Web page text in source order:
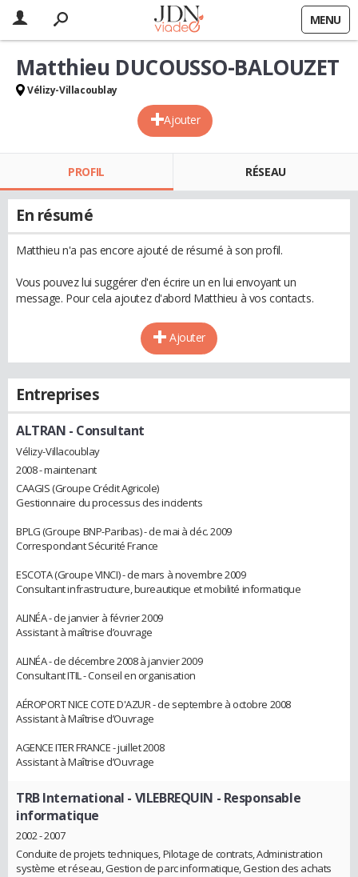
MENU
Ajouter
Matthieu DUCOUSSO-BALOUZET
Vélizy-Villacoublay
PROFIL RÉSEAU
En résumé
Matthieu n'a pas encore ajouté de résumé à son profil.
Vous pouvez lui suggérer d'en écrire un en lui envoyant un
message. Pour cela ajoutez d'abord Matthieu à vos contacts.
Ajouter
Entreprises
ALTRAN - Consultant
Vélizy-Villacoublay
2008 - maintenant
CAAGIS (Groupe Crédit Agricole)
Gestionnaire du processus des incidents
BPLG (Groupe BNP-Paribas) - de mai à déc. 2009
Correspondant Sécurité France
ESCOTA (Groupe VINCI) - de mars à novembre 2009
Consultant infrastructure, bureautique et mobilité informatique
ALINÉA - de janvier à février 2009
Assistant à maîtrise d’ouvrage
ALINÉA - de décembre 2008 à janvier 2009
Consultant ITIL - Conseil en organisation
AÉROPORT NICE COTE D'AZUR - de septembre à octobre 2008
Assistant à Maîtrise d’Ouvrage
AGENCE ITER FRANCE - juillet 2008
Assistant à Maîtrise d’Ouvrage
TRB International - VILEBREQUIN - Responsable
informatique
2002 - 2007
Conduite de projets techniques, Pilotage de contrats, Administration
système et réseau, Gestion de parc informatique, Gestion des achats